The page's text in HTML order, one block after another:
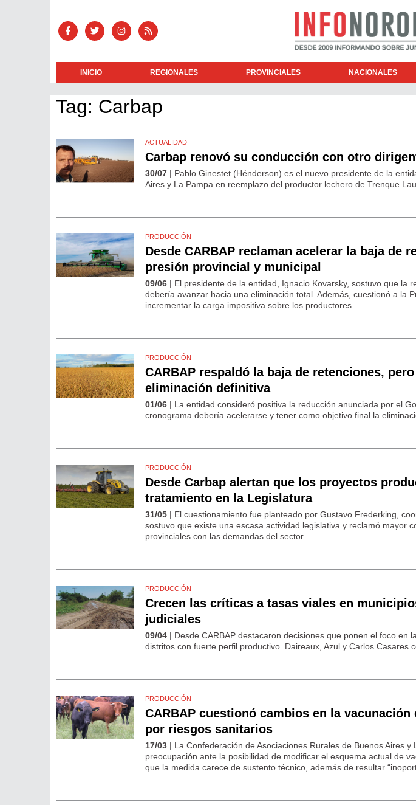
INICIO REGIONALES PROVINCIALES NACIONALES
Tag: Carbap
ACTUALIDAD
Carbap renovó su conducción con otro
30/07 | Pablo Ginestet (Hénderson) es el nuevo presidente de la
Aires y La Pampa en reemplazo del productor lechero de Trenque
PRODUCCIÓN
Desde CARBAP reclaman acelerar la baja de
presión provincial y municipal
09/06 | El presidente de la entidad, Ignacio Kovarsky, sostuvo que la
debería avanzar hacia una eliminación total. Además, cuestionó a la
incrementar la carga impositiva sobre los productores.
PRODUCCIÓN
CARBAP respaldó la baja de retenciones,
eliminación definitiva
01/06 | La entidad consideró positiva la reducción anunciada por el
cronograma debería acelerarse y tener como objetivo final la
PRODUCCIÓN
Desde Carbap alertan que los proyectos
tratamiento en la Legislatura
31/05 | El cuestionamiento fue planteado por Gustavo Frederking,
sostuvo que existe una escasa actividad legislativa y reclamó mayor
provinciales con las demandas del sector.
PRODUCCIÓN
Crecen las críticas a tasas viales en
judiciales
09/04 | Desde CARBAP destacaron decisiones que ponen el foco en
distritos con fuerte perfil productivo. Daireaux, Azul y Carlos Casares
PRODUCCIÓN
CARBAP cuestionó cambios en la
por riesgos sanitarios
17/03 | La Confederación de Asociaciones Rurales de Buenos Aires y
preocupación ante la posibilidad de modificar el esquema actual de
que la medida carece de sustento técnico, además de resultar